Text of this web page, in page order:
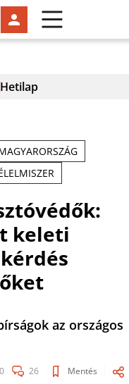
Hetilap
keleti
az országos
0 26 Mentés